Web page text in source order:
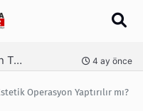
Kaş Laminasyonu Nedir ve Neden Tercih Edilir? 4 ay önce
Operasyon Yaptırılır mı?